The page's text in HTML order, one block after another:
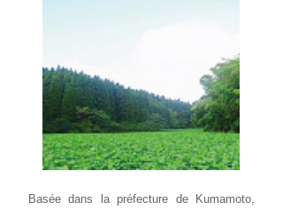
Basée dans la préfecture de Kumamoto,